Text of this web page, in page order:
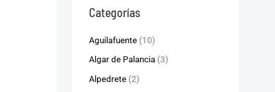
Categorías
Aguilafuente (10)
Algar de Palancia (3)
Alpedrete (2)